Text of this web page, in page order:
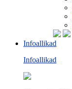
Infoallikad
Infoallikad